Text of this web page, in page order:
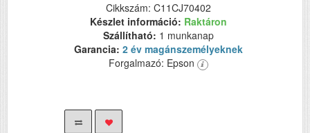
Cikkszám: C11CJ70402
Készlet információ: Raktáron
Szállítható: 1 munkanap
Garancia: 2 év magánszemélyeknek
Forgalmazó: Epson